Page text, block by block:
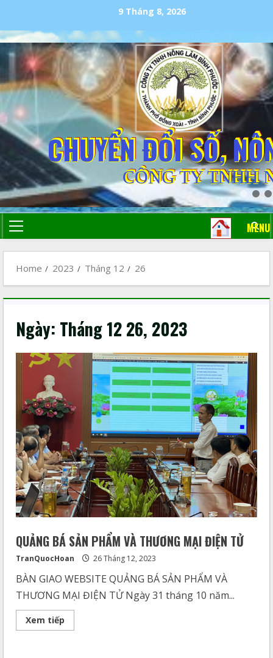
MENU
9 Tháng 8, 2026
CHUYỂN ĐỔI SỐ,
CÔNG TY TNHH
Home 2023 Tháng 12 26
Ngày: Tháng 12 26, 2023
QUẢNG BÁ SẢN PHẨM VÀ THƯƠNG MẠI ĐIỆN TỬ
TranQuocHoan 26 Tháng 12, 2023
BÀN GIAO WEBSITE QUẢNG BÁ SẢN PHẨM VÀ
THƯƠNG MẠI ĐIỆN TỬ Ngày 31 tháng 10 năm...
Xem tiếp